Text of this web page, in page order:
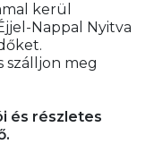
kerül
Nappal Nyitva
szálljon meg
és részletes